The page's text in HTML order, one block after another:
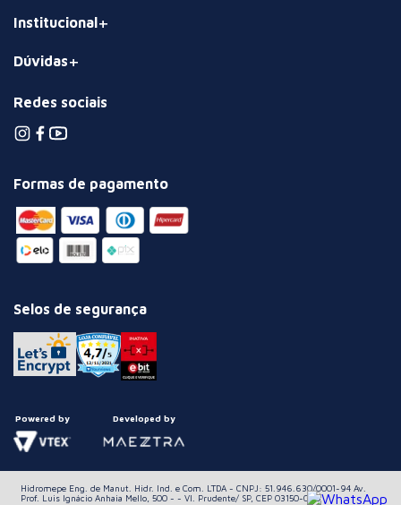
Institucional
Dúvidas
Redes sociais
Formas de pagamento
Selos de segurança
Powered by Developed by
Hidromepe Eng. de Manut. Hidr. Ind. e Com. LTDA - CNPJ: 51.946.630/0001-94 Av.
Prof. Luis Ignácio Anhaia Mello, 500 - - Vl. Prudente/ SP, CEP 03150-060